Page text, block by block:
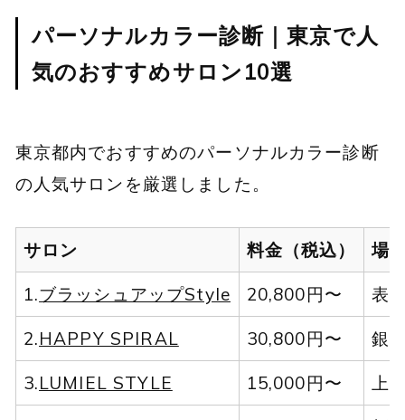
パーソナルカラー診断｜東京で人
気のおすすめサロン10選
東京都内でおすすめのパーソナルカラー診断
の人気サロンを厳選しました。
サロン 料金（税込） 場
1.ブラッシュアップStyle 20,800円〜 表
2.HAPPY SPIRAL 30,800円〜 銀
3.LUMIEL STYLE 15,000円〜 上